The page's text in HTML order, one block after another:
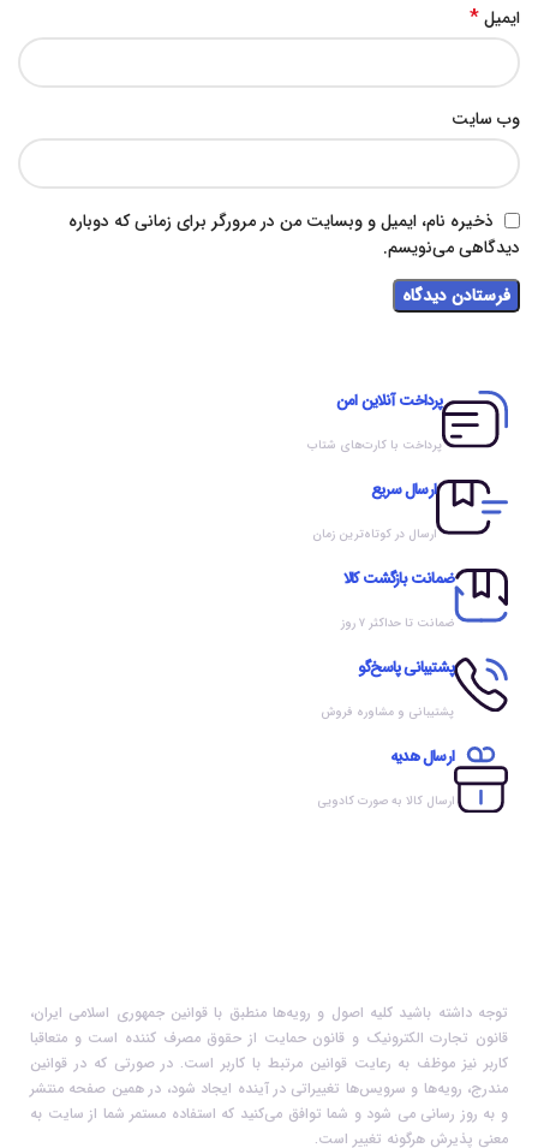
ایمیل*
وب‌ سایت
ذخیره نام، ایمیل و وبسایت من در مرورگر برای زمانی که دوباره
دیدگاهی می‌نویسم.
پرداخت آنلاین امن
پرداخت با کارت‌های شتاب
ارسال سریع
ارسال در کوتاه‌ترین زمان
ضمانت بازگشت کالا
ضمانت تا حداکثر ۷ روز
پشتیبانی پاسخ‌گو
پشتیبانی و مشاوره فروش
ارسال هدیه
ارسال کالا به صورت کادویی
توجه داشته باشید کلیه اصول و رویه‏‌ها منطبق با قوانین جمهوری اسلامی ایران،
قانون تجارت الکترونیک و قانون حمایت از حقوق مصرف کننده است و متعاقبا
کاربر نیز موظف به رعایت قوانین مرتبط با کاربر است. در صورتی که در قوانین
مندرج، رویه‏‌ها و سرویس‏‌ها تغییراتی در آینده ایجاد شود، در همین صفحه منتشر
و به روز رسانی می شود و شما توافق می‏‌کنید که استفاده مستمر شما از سایت به
معنی پذیرش هرگونه تغییر است.